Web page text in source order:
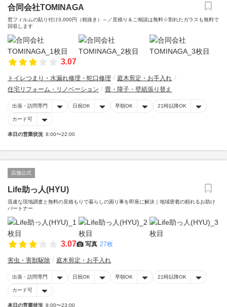
合同会社TOMINAGA
窓フィルムの貼り付け3,000円（税抜き）～／見積り＆ご相談は無料️☆割れたガラスも無料で
回収します
3.07
トイレつまり・水漏れ修理・蛇口修理
庭木剪定・お手入れ
住宅リフォーム・リノベーション
畳・障子・壁紙張り替え
出張・訪問専門 日祝OK 早朝OK 21時以降OK
カード可
本日の営業状況 8:00〜22:00
店舗公式
Life助っ人(HYU)
迅速な現地調査と無料の見積もりで暮らしの困り事を即座に解決｜地域密着の頼れるお助け
パートナー
3.07 写真 27枚
害虫・害獣駆除 庭木剪定・お手入れ
出張・訪問専門 日祝OK 早朝OK 21時以降OK
カード可
本日の営業状況 8:00〜23:00